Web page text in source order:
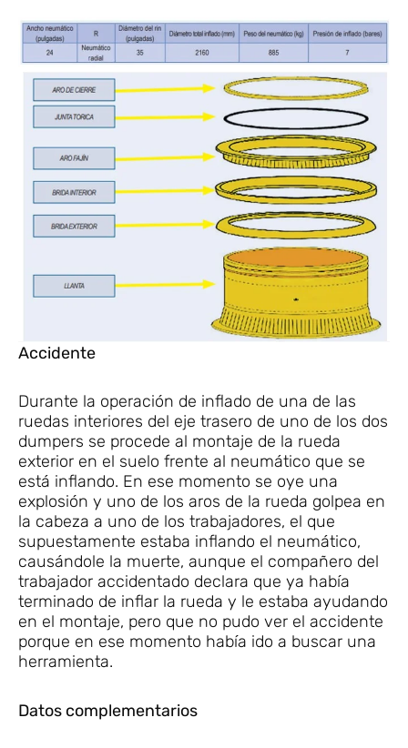
Accidente
Durante la operación de inflado de una de las
ruedas interiores del eje trasero de uno de los dos
dumpers se procede al montaje de la rueda
exterior en el suelo frente al neumático que se
está inflando. En ese momento se oye una
explosión y uno de los aros de la rueda golpea en
la cabeza a uno de los trabajadores, el que
supuestamente estaba inflando el neumático,
causándole la muerte, aunque el compañero del
trabajador accidentado declara que ya había
terminado de inflar la rueda y le estaba ayudando
en el montaje, pero que no pudo ver el accidente
porque en ese momento había ido a buscar una
herramienta.
Datos complementarios